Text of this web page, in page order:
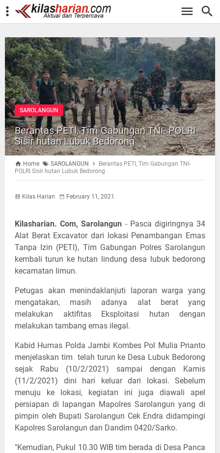
-->
SAROLANGUN
Berantas PETI, Tim Gabungan TNI- POLRI
Sisir hutan Lubuk Bedorong
Home SAROLANGUN
Berantas PETI, Tim Gabungan TNI-
POLRI Sisir hutan Lubuk Bedorong
Kilas Harian February 11, 2021
Kilasharian. Com, Sarolangun - Pasca digiringnya 34
Alat Berat Excavator dari lokasi Penambangan Emas
Tanpa Izin (PETI), Tim Gabungan Polres Sarolangun
kembali turun ke hutan lindung desa lubuk bedorong
kecamatan limun.
Petugas akan menindaklanjuti laporan warga yang
mengatakan, masih adanya alat berat yang
melakukan aktifitas Eksploitasi hutan dengan
melakukan tambang emas ilegal.
Kabid Humas Polda Jambi Kombes Pol Mulia Prianto
menjelaskan tim telah turun ke Desa Lubuk Bedorong
sejak Rabu (10/2/2021) sampai dengan Kamis
(11/2/2021) dini hari keluar dari lokasi. Sebelum
menuju ke lokasi, kegiatan ini juga diawali apel
persiapan di lapangan Mapolres Sarolangun yang di
pimpin oleh Bupati Sarolangun Cek Endra didampingi
Kapolres Sarolangun dan Dandim 0420/Sarko.
"Kemudian, Pukul 10.30 WIB tim berada di Desa Panca